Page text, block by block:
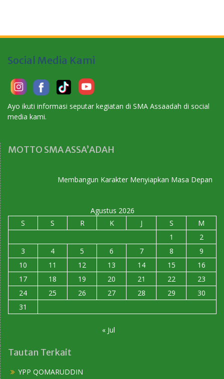
Social Media Kami
Ayo ikuti informasi seputar kegiatan di SMA Assaadah di social
media kami.
MOTTO SMA ASSA’ADAH
Membangun Karakter Menyiapkan Masa Depan
Agustus 2026
S
S R K J S
M
1
2
3
4 5 6 7 8
9
10
11 12 13 14 15
16
17
18 19 20 21 22
23
24
25 26 27 28 29
30
31
« Jul
Tautan Terkait
YPP QOMARUDDIN